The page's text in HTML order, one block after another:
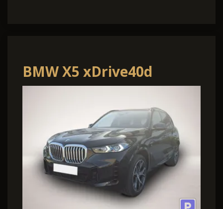
BMW X5 xDrive40d